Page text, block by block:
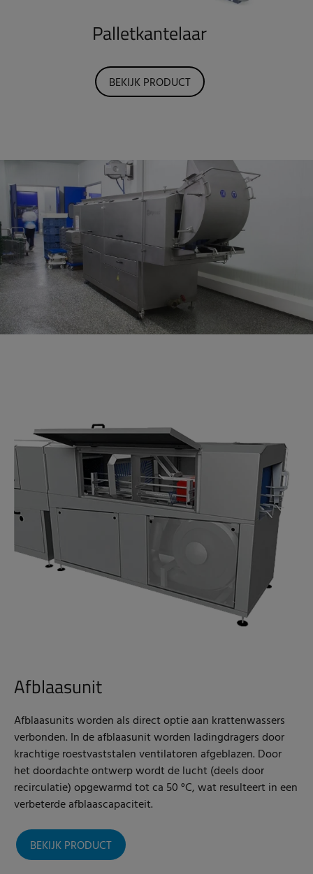
Palletkantelaar
BEKIJK PRODUCT
Afblaasunit
Afblaasunits worden als direct optie aan krattenwassers
verbonden. In de afblaasunit worden ladingdragers door
krachtige roestvaststalen ventilatoren afgeblazen. Door
het doordachte ontwerp wordt de lucht (deels door
recirculatie) opgewarmd tot ca 50 °C, wat resulteert in een
verbeterde afblaascapaciteit.
BEKIJK PRODUCT